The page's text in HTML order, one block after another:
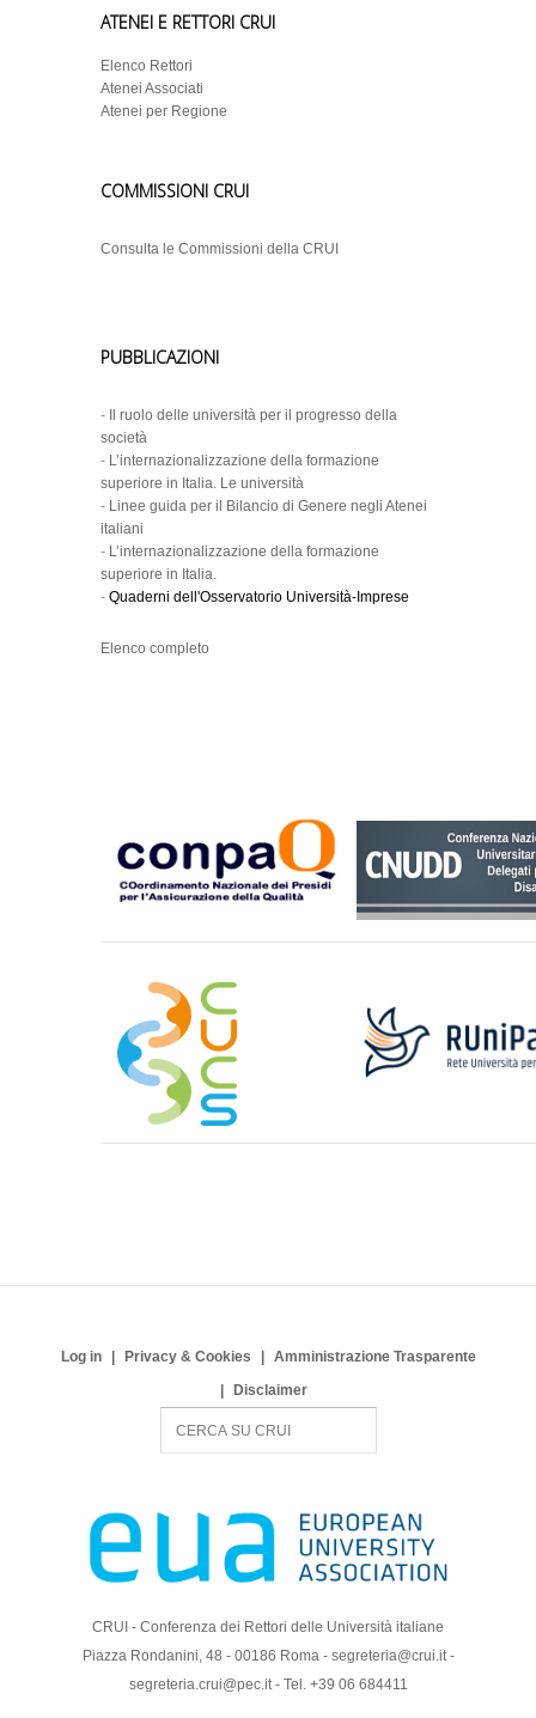
ATENEI E RETTORI CRUI
Elenco Rettori
Atenei Associati
Atenei per Regione
COMMISSIONI CRUI
Consulta le Commissioni della CRUI
PUBBLICAZIONI
-
Il ruolo delle università per il progresso della
società
- L’internazionalizzazione della formazione
superiore in Italia. Le università
- Linee guida per il Bilancio di Genere negli Atenei
italiani
- L’internazionalizzazione della formazione
superiore in Italia.
- Quaderni dell'Osservatorio Università-Imprese
Elenco completo
Log in Privacy & Cookies
Amministrazione Trasparente
Disclaimer
c
CRUI - Conferenza dei Rettori delle Università italiane
Piazza Rondanini, 48 - 00186 Roma - segreteria@crui.it -
segreteria.crui@pec.it - Tel. +39 06 684411